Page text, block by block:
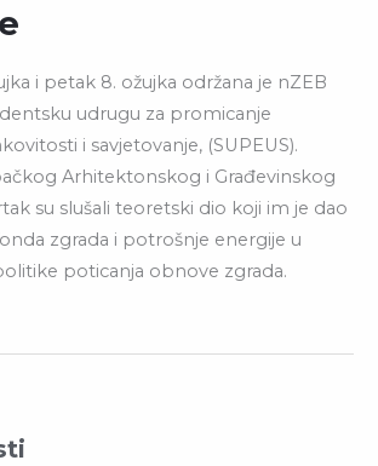
i petak 8. ožujka održana je nZEB
udrugu za promicanje
i savjetovanje, (SUPEUS).
Arhitektonskog i Građevinskog
su slušali teoretski dio koji im je dao
zgrada i potrošnje energije u
poticanja obnove zgrada.